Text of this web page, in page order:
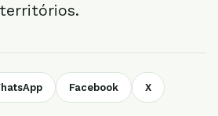
Facebook X